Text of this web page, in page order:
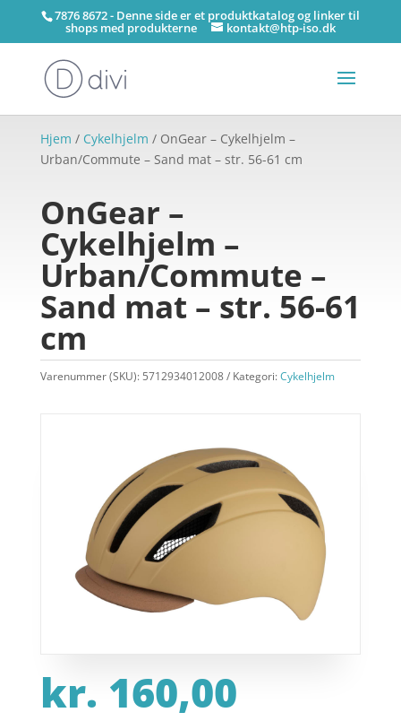
7876 8672 - Denne side er et produktkatalog og linker til
shops med produkterne kontakt@htp-iso.dk
Hjem / Cykelhjelm / OnGear – Cykelhjelm –
Urban/Commute – Sand mat – str. 56-61 cm
OnGear –
Cykelhjelm –
Urban/Commute –
Sand mat – str. 56-61
cm
Varenummer (SKU): 5712934012008 Kategori:Cykelhjelm
kr. 160,00